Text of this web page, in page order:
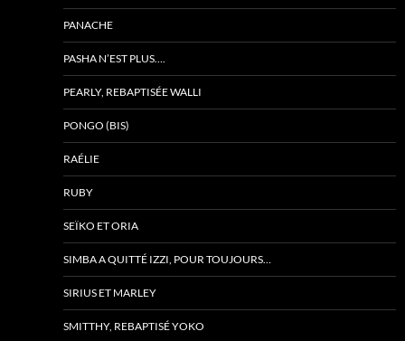
PANACHE
PASHA N’EST PLUS….
PEARLY, REBAPTISÉE WALLI
PONGO (BIS)
RAÉLIE
RUBY
SEÏKO ET ORIA
SIMBA A QUITTÉ IZZI, POUR TOUJOURS…
SIRIUS ET MARLEY
SMITTHY, REBAPTISÉ YOKO